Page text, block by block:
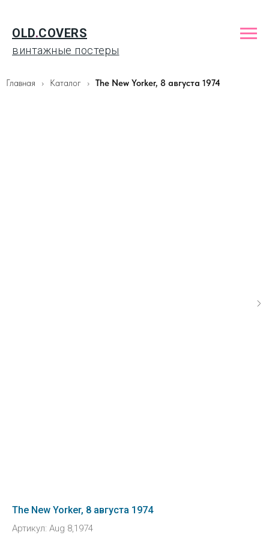
OLD.COVERS
винтажные постеры
Главная Каталог The New Yorker, 8 августа 1974
The New Yorker, 8 августа 1974
Артикул: Aug 8,1974